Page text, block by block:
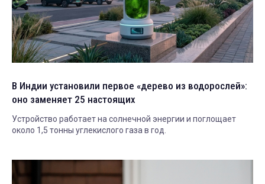
В Индии установили первое «дерево из водорослей»:
оно заменяет 25 настоящих
Устройство работает на солнечной энергии и поглощает
около 1,5 тонны углекислого газа в год.